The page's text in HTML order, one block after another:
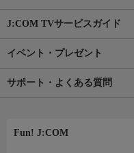
J:COM TVサービスガイド
イベント・プレゼント
サポート・よくある質問
Fun! J:COM